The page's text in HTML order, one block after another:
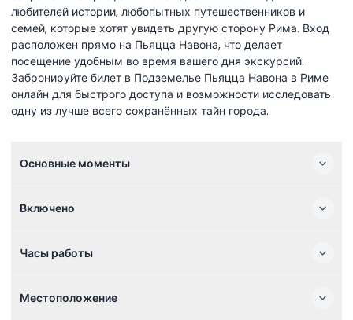
любителей истории, любопытных путешественников и
семей, которые хотят увидеть другую сторону Рима. Вход
расположен прямо на Пьяцца Навона, что делает
посещение удобным во время вашего дня экскурсий.
Забронируйте билет в Подземелье Пьяцца Навона в Риме
онлайн для быстрого доступа и возможности исследовать
одну из лучше всего сохранённых тайн города.
Основные моменты
Включено
Часы работы
Местоположение